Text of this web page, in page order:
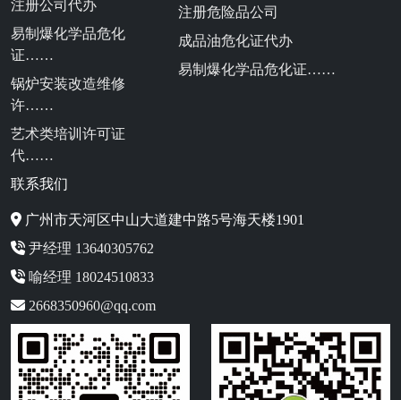
注册公司代办
易制爆化学品危化
证……
锅炉安装改造维修
许……
艺术类培训许可证
代……
注册危险品公司
成品油危化证代办
易制爆化学品危化证……
联系我们
广州市天河区中山大道建中路5号海天楼1901
尹经理 13640305762
喻经理 18024510833
2668350960@qq.com